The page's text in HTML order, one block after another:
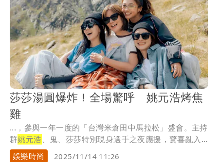
莎莎湯圓爆炸！全場驚呼 姚元浩烤焦
雞
...，參與一年一度的「台灣米倉田中馬拉松」盛會。主持
群姚元浩、鬼、莎莎特別現身選手之夜應援，驚喜亂入
白安...
娛樂時尚 2025/11/14 11:26